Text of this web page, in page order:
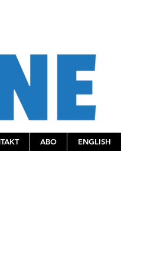
ABO ENGLISH